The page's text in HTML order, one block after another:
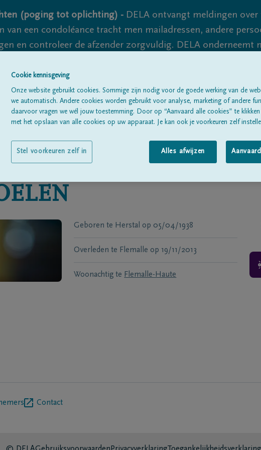
(poging tot oplichting) - DELA ontvangt meldingen
van een condoléance tracht men mailadressen, andere
en controleer de afzender zorgvuldig. DELA onderneemt
echter nooit volledig uit te sluiten, dus blijf waakzaam.
Alle rouwberichten Over
Geboren te Herstal op 05/04/1938
Overleden te Flemalle op 19/11/2013
Woonachtig te Flemalle-Haute
Contact
Cookie kennisgeving
Onze website gebruikt cookies. Sommige zijn nodig voor de goede werking van de
we automatisch. Andere cookies worden gebruikt voor analyse, marketing of andere
daarvoor vragen we wél jouw toestemming. Door op “Aanvaard alle cookies” te
met het opslaan van alle cookies op uw apparaat. Je kan ook je voorkeuren zelf
Alles afwijzen
Stel voorkeuren zelf in